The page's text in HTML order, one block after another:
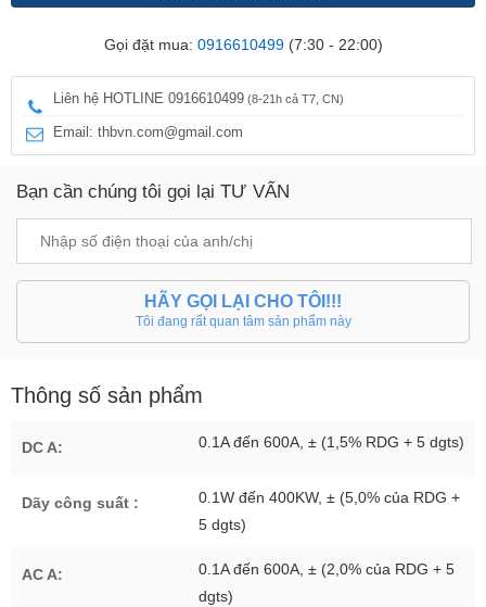
Gọi đặt mua: 0916610499(7:30 - 22:00)
Liên hệ HOTLINE 0916610499 (8-21h cả T7, CN)
Email: thbvn.com@gmail.com
Bạn cần chúng tôi gọi lại TƯ VẤN
HÃY GỌI LẠI CHO TÔI!!!
Tôi đang rất quan tâm sản phẩm này
Thông số sản phẩm
DC A: 0.1A đến 600A, ± (1,5% RDG + 5 dgts)
Dãy công suất :
0.1W đến 400KW, ± (5,0% của RDG +
5 dgts)
AC A:
0.1A đến 600A, ± (2,0% của RDG + 5
dgts)